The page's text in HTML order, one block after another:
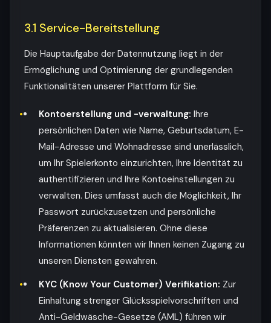
3.1 Service-Bereitstellung
Die Hauptaufgabe der Datennutzung liegt in der
Ermöglichung und Optimierung der grundlegenden
Funktionalitäten unserer Plattform für Sie.
Kontoerstellung und -verwaltung: Ihre
persönlichen Daten wie Name, Geburtsdatum, E-
Mail-Adresse und Wohnadresse sind unerlässlich,
um Ihr Spielerkonto einzurichten, Ihre Identität zu
authentifizieren und Ihre Kontoeinstellungen zu
verwalten. Dies umfasst auch die Möglichkeit, Ihr
Passwort zurückzusetzen und persönliche
Präferenzen zu aktualisieren. Ohne diese
Informationen könnten wir Ihnen keinen Zugang zu
unseren Diensten gewähren.
KYC (Know Your Customer) Verifikation: Zur
Einhaltung strenger Glücksspielvorschriften und
Anti-Geldwäsche-Gesetze (AML) führen wir